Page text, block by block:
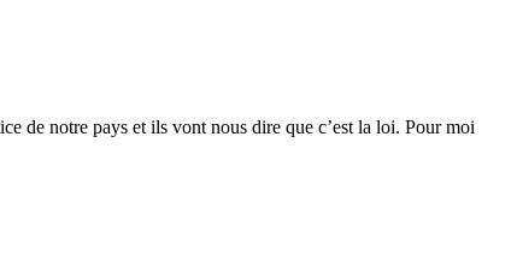
de notre pays et ils vont nous dire que c’est la loi. Pour moi